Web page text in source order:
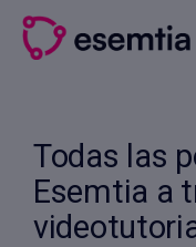
Saltar
Todas las
Esemtia a